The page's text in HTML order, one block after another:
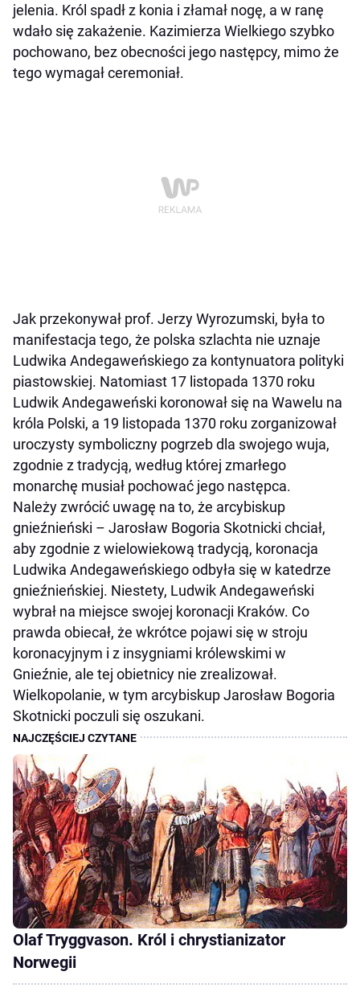
jelenia. Król spadł z konia i złamał nogę, a w ranę
wdało się zakażenie. Kazimierza Wielkiego szybko
pochowano, bez obecności jego następcy, mimo że
tego wymagał ceremoniał.
Jak przekonywał prof. Jerzy Wyrozumski, była to
manifestacja tego, że polska szlachta nie uznaje
Ludwika Andegaweńskiego za kontynuatora polityki
piastowskiej. Natomiast 17 listopada 1370 roku
Ludwik Andegaweński koronował się na Wawelu na
króla Polski, a 19 listopada 1370 roku zorganizował
uroczysty symboliczny pogrzeb dla swojego wuja,
zgodnie z tradycją, według której zmarłego
monarchę musiał pochować jego następca.
Należy zwrócić uwagę na to, że arcybiskup
gnieźnieński – Jarosław Bogoria Skotnicki chciał,
aby zgodnie z wielowiekową tradycją, koronacja
Ludwika Andegaweńskiego odbyła się w katedrze
gnieźnieńskiej. Niestety, Ludwik Andegaweński
wybrał na miejsce swojej koronacji Kraków. Co
prawda obiecał, że wkrótce pojawi się w stroju
koronacyjnym i z insygniami królewskimi w
Gnieźnie, ale tej obietnicy nie zrealizował.
Wielkopolanie, w tym arcybiskup Jarosław Bogoria
Skotnicki poczuli się oszukani.
Olaf Tryggvason. Król i chrystianizator
Norwegii